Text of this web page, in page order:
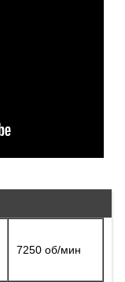
7250 об/мин